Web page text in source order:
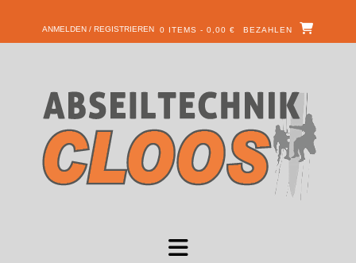
ANMELDEN / REGISTRIEREN 0 ITEMS - 0,00 € BEZAHLEN